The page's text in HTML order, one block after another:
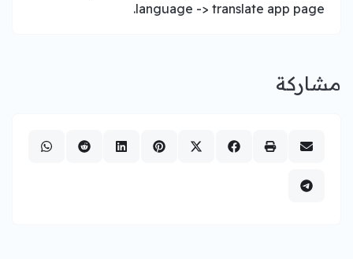
language -> translate app page.
مشاركة